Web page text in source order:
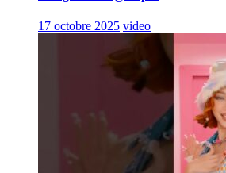
17 octobre 2025 video